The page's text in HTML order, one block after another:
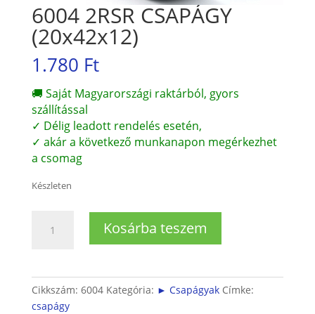
6004 2RSR CSAPÁGY
(20x42x12)
1.780 Ft
🚚 Saját Magyarországi raktárból, gyors
szállítással
✓ Délig leadott rendelés esetén,
✓ akár a következő munkanapon megérkezhet
a csomag
Készleten
2RSR
mennyiség
Kosárba teszem
Cikkszám: 6004 Kategória: ► Csapágyak Címke:
csapágy